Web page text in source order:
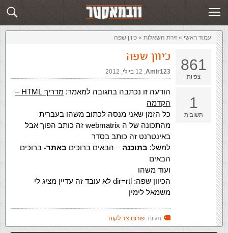
שלח תשובה זירת השאלות
עמוד ראשי » ‏זירת השאלות‏ » כיוון שפה
861
צפיות
1
תשובות
כיוון שפה
Amir123
,‏ 12 ביולי, 2012
הודעה זו נכתבה בתגובה למאמר:
מדריך HTML –
הקדמה
כל הזמן שאני מנסה לכתוב משהו בעברית
מהתכונה של ה webmatrix זה כותב הפוך אבל
באינטרנט זה כותב בסדר
למשל: בתוכנה – הבאים ברוכים באתר- ברוכים
הבאים
ועוד משהו
הכיוון שפה: dir=rtl לא עובד זה עדיין מציג לי
משמאל לימין
תגיות: פורום צד לקוח